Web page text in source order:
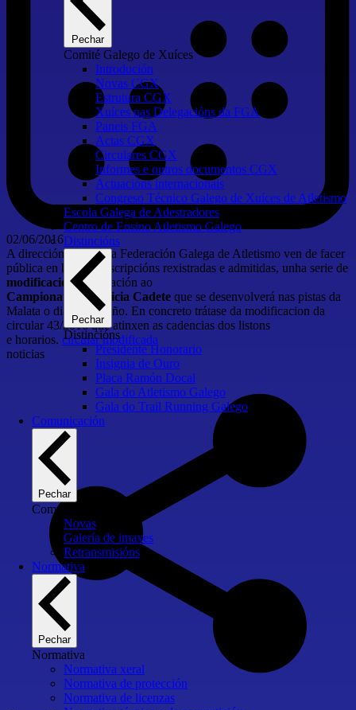
Pechar
Comité Galego de Xuíces
Introdución
Novas CGX
Estrutura CGX
Xuíces nas Delegacións da FGA
Paneis FGA
Actas CGX
Circulares CGX
Informes e outros documentos CGX
Actuacións internacionais
Congreso Técnico Galego de Xuíces de Atletismo
Escola Galega de Adestradores
Centro de Ensino Atletismo Galego
Distincións
Pechar
Distincións
Presidente Honorario
Insignia de Ouro
Placa Ramón Docal
Gala do Atletismo Galego
Gala do Trail Running Galego
Comunicación
Pechar
Comunicación
Novas
Galería de imaxes
Retransmisións
Normativa
Pechar
Normativa
Normativa xeral
Normativa de protección
Normativa de licenzas
02/06/2016
A dirección Ténica da Federación Galega de Atletismo ven de facer
pública en base as inscripcións rexistradas e admitidas, unha serie de
modificacións en relación ao
Campionato de Galicia Cadete que se desenvolverá nas pistas da
Malata o dia 4 de Xuño. En concreto trátase da modificacion da
circular 43/2016 que atinxen as cadencias dos listons
e horarios. circular modificada
noticias